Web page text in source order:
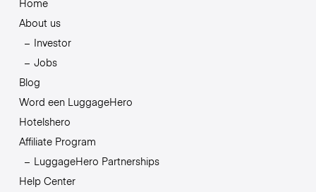
About us
Investor
Jobs
Blog
Word een LuggageHero
Hotelshero
Affiliate Program
LuggageHero Partnerships
Help Center